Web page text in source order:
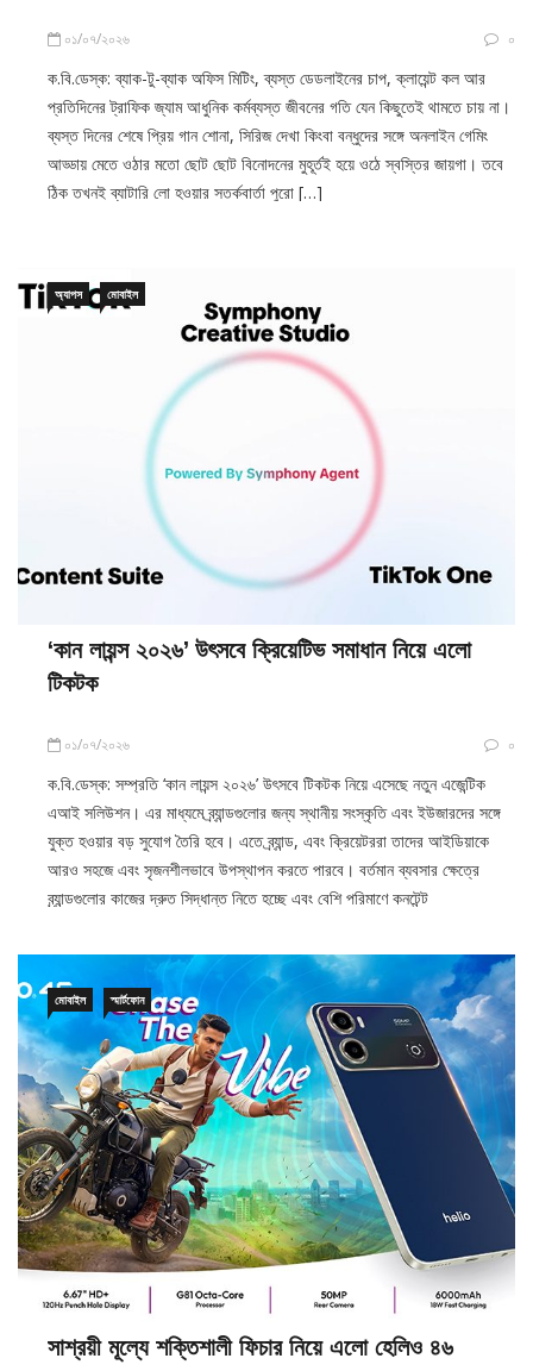
০১/০৭/২০২৬ ০
ক.বি.ডেস্ক: ব্যাক-টু-ব্যাক অফিস মিটিং, ব্যস্ত ডেডলাইনের চাপ, ক্লায়েন্ট কল আর
প্রতিদিনের ট্রাফিক জ্যাম আধুনিক কর্মব্যস্ত জীবনের গতি যেন কিছুতেই থামতে চায় না।
ব্যস্ত দিনের শেষে প্রিয় গান শোনা, সিরিজ দেখা কিংবা বন্ধুদের সঙ্গে অনলাইন গেমিং
আড্ডায় মেতে ওঠার মতো ছোট ছোট বিনোদনের মুহূর্তই হয়ে ওঠে স্বস্তির জায়গা। তবে
ঠিক তখনই ব্যাটারি লো হওয়ার সতর্কবার্তা পুরো […]
অ্যাপস মোবাইল
‘কান লায়ন্স ২০২৬’ উৎসবে ক্রিয়েটিভ সমাধান নিয়ে এলো
টিকটক
০১/০৭/২০২৬ ০
ক.বি.ডেস্ক: সম্প্রতি ‘কান লায়ন্স ২০২৬’ উৎসবে টিকটক নিয়ে এসেছে নতুন এজেন্টিক
এআই সলিউশন। এর মাধ্যমে ব্র্যান্ডগুলোর জন্য স্থানীয় সংস্কৃতি এবং ইউজারদের সঙ্গে
যুক্ত হওয়ার বড় সুযোগ তৈরি হবে। এতে ব্র্যান্ড, এবং ক্রিয়েটররা তাদের আইডিয়াকে
আরও সহজে এবং সৃজনশীলভাবে উপস্থাপন করতে পারবে। বর্তমান ব্যবসার ক্ষেত্রে
ব্র্যান্ডগুলোর কাজের দ্রুত সিদ্ধান্ত নিতে হচ্ছে এবং বেশি পরিমাণে কনটেন্ট
মোবাইল স্মার্টফোন
সাশ্রয়ী মূল্যে শক্তিশালী ফিচার নিয়ে এলো হেলিও ৪৬